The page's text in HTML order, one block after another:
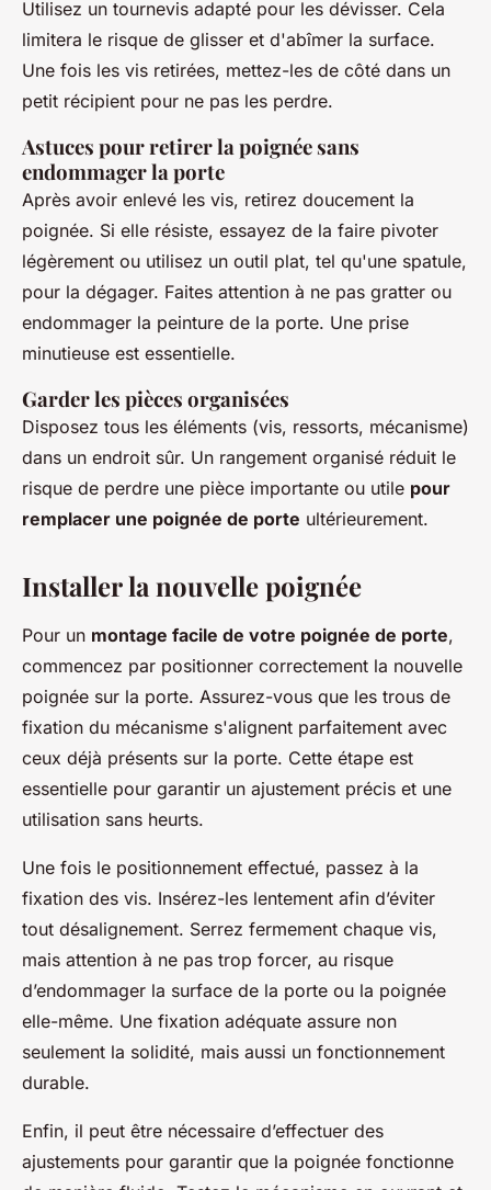
Utilisez un tournevis adapté pour les dévisser. Cela
limitera le risque de glisser et d'abîmer la surface.
Une fois les vis retirées, mettez-les de côté dans un
petit récipient pour ne pas les perdre.
Astuces pour retirer la poignée sans
endommager la porte
Après avoir enlevé les vis, retirez doucement la
poignée. Si elle résiste, essayez de la faire pivoter
légèrement ou utilisez un outil plat, tel qu'une spatule,
pour la dégager. Faites attention à ne pas gratter ou
endommager la peinture de la porte. Une prise
minutieuse est essentielle.
Garder les pièces organisées
Disposez tous les éléments (vis, ressorts, mécanisme)
dans un endroit sûr. Un rangement organisé réduit le
risque de perdre une pièce importante ou utile pour
remplacer une poignée de porte ultérieurement.
Installer la nouvelle poignée
Pour un montage facile de votre poignée de porte,
commencez par positionner correctement la nouvelle
poignée sur la porte. Assurez-vous que les trous de
fixation du mécanisme s'alignent parfaitement avec
ceux déjà présents sur la porte. Cette étape est
essentielle pour garantir un ajustement précis et une
utilisation sans heurts.
Une fois le positionnement effectué, passez à la
fixation des vis. Insérez-les lentement afin d’éviter
tout désalignement. Serrez fermement chaque vis,
mais attention à ne pas trop forcer, au risque
d’endommager la surface de la porte ou la poignée
elle-même. Une fixation adéquate assure non
seulement la solidité, mais aussi un fonctionnement
durable.
Enfin, il peut être nécessaire d’effectuer des
ajustements pour garantir que la poignée fonctionne